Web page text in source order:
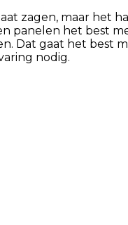
zagen, maar het
panelen het best
Dat gaat het best
nodig.